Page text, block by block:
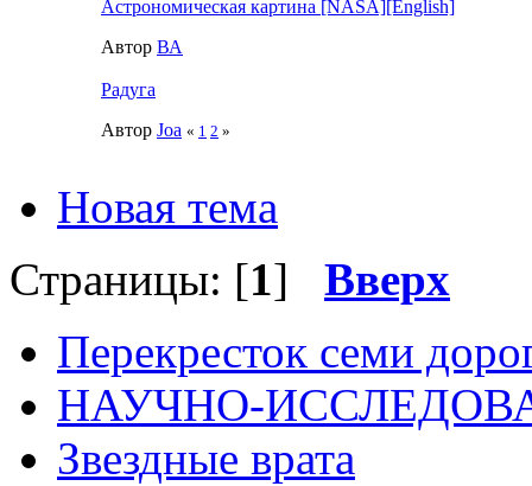
Астрономическая картина [NASA][English]
Автор ВА
Радуга
Автор Joa « 1 2 »
Новая тема
Страницы: [1] Вверх
Перекресток семи
НАУЧНО-
Звездные врата